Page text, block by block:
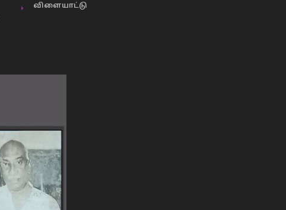
விளையாட்டு